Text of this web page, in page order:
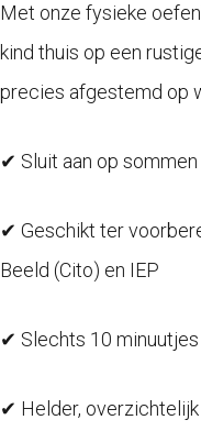
Met onze fysieke
kind thuis op een
precies afgestemd op
✔ Sluit aan op
✔ Geschikt ter
Beeld (Cito) en IEP
✔ Slechts 10
✔ Helder,